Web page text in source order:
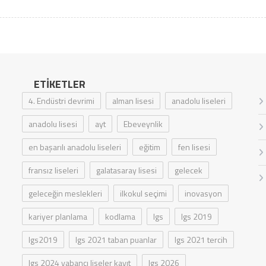
ETIKETLER
4. Endüstri devrimi alman lisesi
anadolu liseleri
anadolu lisesi
ayt
Ebeveynlik
en başarılı anadolu liseleri
eğitim
fen lisesi
fransız liseleri
galatasaray lisesi
gelecek
geleceğin meslekleri
ilkokul seçimi
inovasyon
kariyer planlama
kodlama lgs
lgs 2019
lgs2019
lgs 2021 taban puanlar
lgs 2021 tercih
lgs 2024 yabancı liseler kayıt
lgs 2026